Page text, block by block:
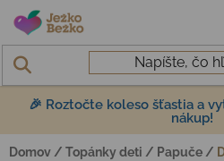
Prejsť na obsah
🎉 Roztočte koleso šťastia a
nákup!
Domov / Topánky deti / Papuče /